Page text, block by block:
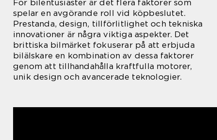
För bilentusiaster är det flera faktorer som
spelar en avgörande roll vid köpbeslutet.
Prestanda, design, tillförlitlighet och tekniska
innovationer är några viktiga aspekter. Det
brittiska bilmärket fokuserar på att erbjuda
bilälskare en kombination av dessa faktorer
genom att tillhandahålla kraftfulla motorer,
unik design och avancerade teknologier.